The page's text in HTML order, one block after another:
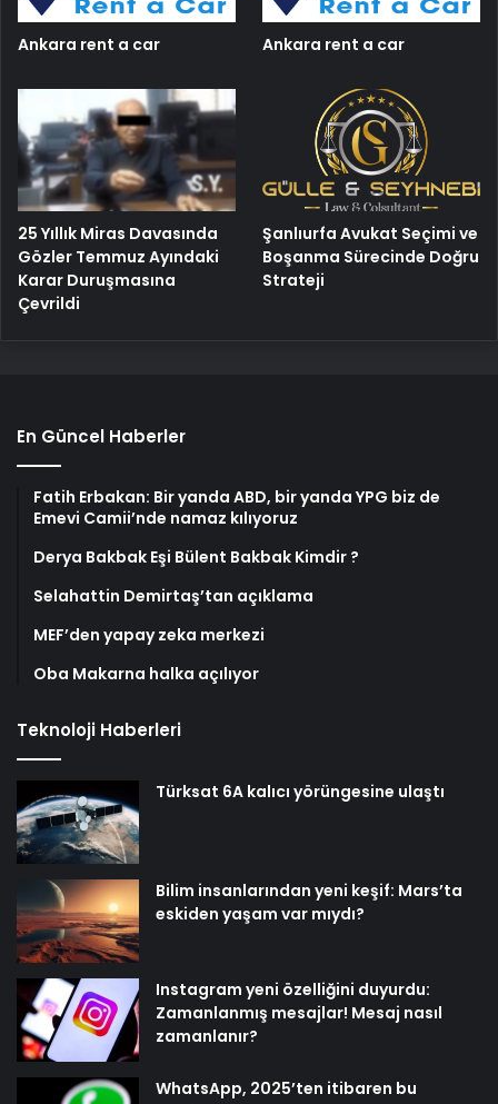
Ankara rent a car Ankara rent a car
25 Yıllık Miras Davasında
Gözler Temmuz Ayındaki
Karar Duruşmasına
Çevrildi
Şanlıurfa Avukat Seçimi ve
Boşanma Sürecinde Doğru
Strateji
En Güncel Haberler
Fatih Erbakan: Bir yanda ABD, bir yanda YPG biz de
Emevi Camii’nde namaz kılıyoruz
Derya Bakbak Eşi Bülent Bakbak Kimdir ?
Selahattin Demirtaş’tan açıklama
MEF’den yapay zeka merkezi
Oba Makarna halka açılıyor
Teknoloji Haberleri
Türksat 6A kalıcı yörüngesine ulaştı
Bilim insanlarından yeni keşif: Mars’ta
eskiden yaşam var mıydı?
Instagram yeni özelliğini duyurdu:
Zamanlanmış mesajlar! Mesaj nasıl
zamanlanır?
WhatsApp, 2025’ten itibaren bu